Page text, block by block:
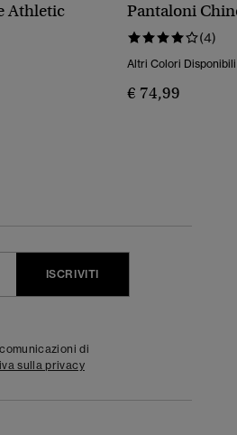
Athletic
Pantaloni
(4)
Altri Colori Disponibili
€ 74,99
ISCRIVITI
di
sulla privacy